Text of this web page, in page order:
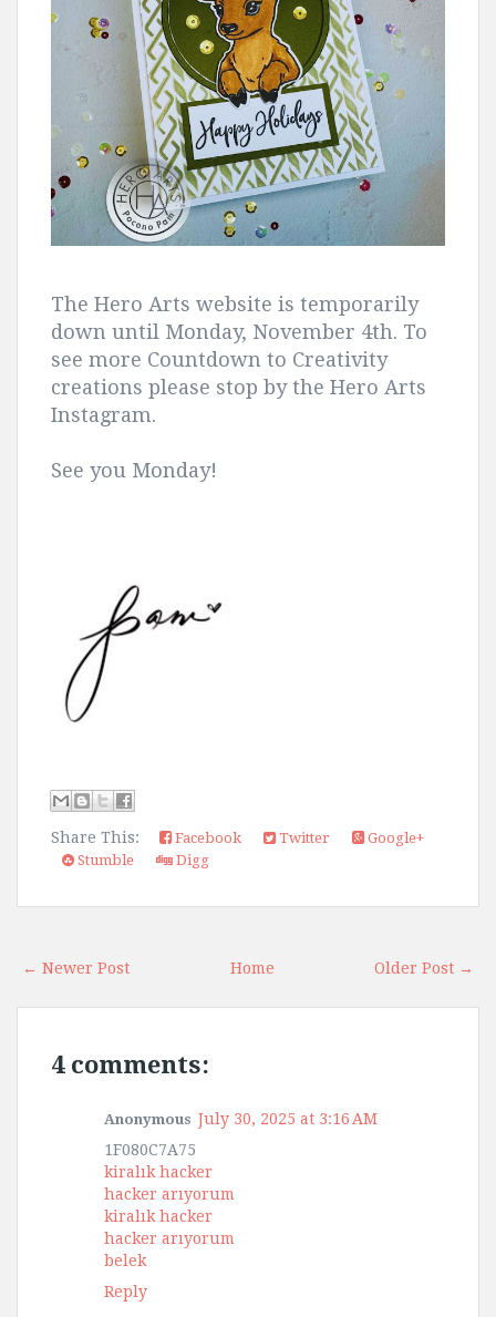
The Hero Arts website is temporarily
down until Monday, November 4th. To
see more Countdown to Creativity
creations please stop by the Hero Arts
Instagram.
See you Monday!
Share This: Facebook Twitter
Google+
Stumble
Digg
← Newer Post Older Post →
Home
4 comments:
Anonymous July 30, 2025 at 3:16 AM
1F080C7A75
kiralık hacker
hacker arıyorum
kiralık hacker
hacker arıyorum
belek
Reply